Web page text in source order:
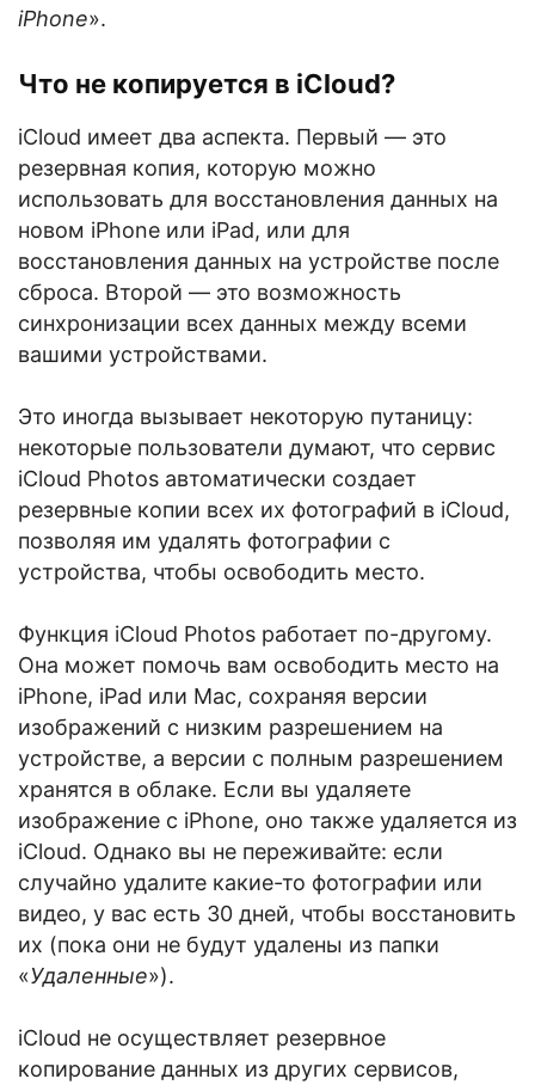
iPhone».
Что не копируется в iCloud?
iCloud имеет два аспекта. Первый — это
резервная копия, которую можно
использовать для восстановления данных на
новом iPhone или iPad, или для
восстановления данных на устройстве после
сброса. Второй — это возможность
синхронизации всех данных между всеми
вашими устройствами.
Это иногда вызывает некоторую путаницу:
некоторые пользователи думают, что сервис
iCloud Photos автоматически создает
резервные копии всех их фотографий в iCloud,
позволяя им удалять фотографии с
устройства, чтобы освободить место.
Функция iCloud Photos работает по-другому.
Она может помочь вам освободить место на
iPhone, iPad или Mac, сохраняя версии
изображений с низким разрешением на
устройстве, а версии с полным разрешением
хранятся в облаке. Если вы удаляете
изображение с iPhone, оно также удаляется из
iCloud. Однако вы не переживайте: если
случайно удалите какие-то фотографии или
видео, у вас есть 30 дней, чтобы восстановить
их (пока они не будут удалены из папки
«Удаленные»).
iCloud не осуществляет резервное
копирование данных из других сервисов,